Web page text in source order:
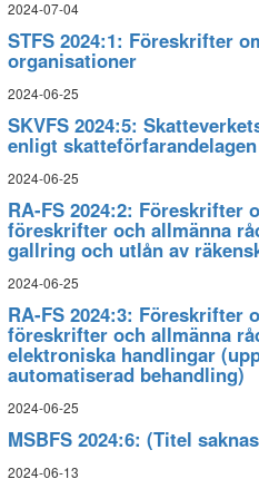
2024-07-04
STFS 2024:1: Föreskrifter
organisationer
2024-06-25
SKVFS 2024:5:
enligt skatteförfarandelagen
2024-06-25
RA-FS 2024:2: Föreskrifter
föreskrifter och allmänna
gallring och utlån av
2024-06-25
RA-FS 2024:3: Föreskrifter
föreskrifter och allmänna
elektroniska handlingar
automatiserad behandling)
2024-06-25
MSBFS 2024:6: (Titel
2024-06-13